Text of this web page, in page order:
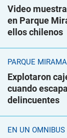
Video
en Parque
ellos chilenos
PARQUE
Explotaron
cuando
delincuentes
EN UN ÓMNIBUS